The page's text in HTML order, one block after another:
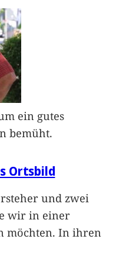
ein gutes
bemüht.
Ortsbild
und zwei
wir in einer
möchten. In ihren